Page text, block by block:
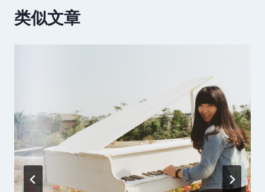
类似文章